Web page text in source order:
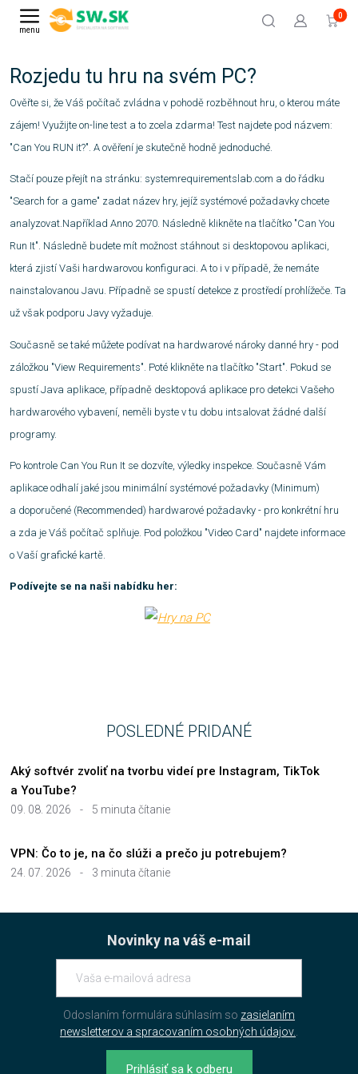
menu
0
Rozjedu tu hru na svém PC?
Ověřte si, že Váš počítač zvládna v pohodě rozběhnout hru, o kterou máte
zájem! Využijte on-line test a to zcela zdarma! Test najdete pod názvem:
"Can You RUN it?". A ověření je skutečně hodně jednoduché.
Stačí pouze přejít na stránku: systemrequirementslab.com a do řádku
"Search for a game" zadat název hry, jejíž systémové požadavky chcete
analyzovat.Například Anno 2070. Následně klikněte na tlačítko "Can You
Run It". Následně budete mít možnost stáhnout si desktopovou aplikaci,
která zjistí Vaši hardwarovou konfiguraci. A to i v případě, že nemáte
nainstalovanou Javu. Případně se spustí detekce z prostředí prohlížeče. Ta
už však podporu Javy vyžaduje.
Současně se také můžete podívat na hardwarové nároky danné hry - pod
záložkou "View Requirements". Poté klikněte na tlačítko "Start". Pokud se
spustí Java aplikace, případně desktopová aplikace pro detekci Vašeho
hardwarového vybavení, neměli byste v tu dobu intsalovat žádné další
programy.
Po kontrole Can You Run It se dozvíte, výledky inspekce. Současně Vám
aplikace odhalí jaké jsou minimální systémové požadavky (Minimum)
a doporučené (Recommended) hardwarové požadavky - pro konkrétní hru
a zda je Váš počítač splňuje. Pod položkou "Video Card" najdete informace
o Vaší grafické kartě.
Podívejte se na naši nabídku her:
POSLEDNÉ PRIDANÉ
09. 08. 2026 - 5 minuta čítanie
Aký softvér zvoliť na tvorbu videí pre Instagram, TikTok
a YouTube?
24. 07. 2026 - 3 minuta čítanie
VPN: Čo to je, na čo slúži a prečo ju potrebujem?
Novinky na váš e-mail
Odoslaním formulára súhlasím so zasielaním
newsletterov a spracovaním osobných údajov.
Prihlásiť sa k odberu